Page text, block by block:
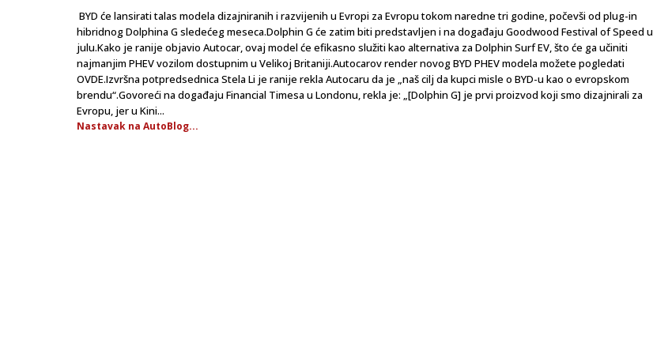
BYD će lansirati talas modela dizajniranih i razvijenih u Evropi za Evropu tokom naredne tri godine, počevši od plug-in
hibridnog Dolphina G sledećeg meseca.Dolphin G će zatim biti predstavljen i na događaju Goodwood Festival of Speed ​​u
julu.Kako je ranije objavio Autocar, ovaj model će efikasno služiti kao alternativa za Dolphin Surf EV, što će ga učiniti
najmanjim PHEV vozilom dostupnim u Velikoj Britaniji.Autocarov render novog BYD PHEV modela možete pogledati
OVDE.Izvršna potpredsednica Stela Li je ranije rekla Autocaru da je „naš cilj da kupci misle o BYD-u kao o evropskom
brendu“.Govoreći na događaju Financial Timesa u Londonu, rekla je: „[Dolphin G] je prvi proizvod koji smo dizajnirali za
Evropu, jer u Kini...
Nastavak na AutoBlog...